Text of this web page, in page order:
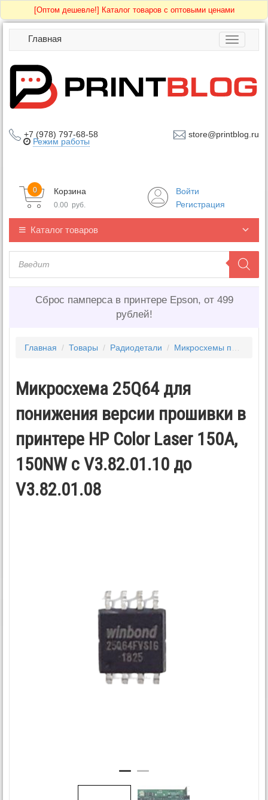
[Оптом дешевле!] Каталог товаров с оптовыми ценами
Toggle
Главная
+7 (978) 797-68-58 store@printblog.ru
Режим работы
Корзина
0
0.00 руб.
Войти
Регистрация
Каталог товаров
Сброс памперса в принтере Epson, от 499
рублей!
Главная / Товары / Радиодетали / Микросхемы прошитые для принтеров
Микросхема 25Q64 для
понижения версии прошивки в
принтере HP Color Laser 150A,
150NW с V3.82.01.10 до
V3.82.01.08